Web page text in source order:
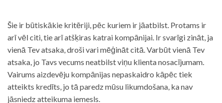
Šie ir būtiskākie kritēriji, pēc kuriem ir jāatbilst. Protams ir
arī vēl citi, tie arī atšķiras katrai kompānijai. Ir svarīgi zināt, ja
vienā Tev atsaka, droši vari mēģināt citā. Varbūt vienā Tev
atsaka, jo Tavs vecums neatbilst viņu klienta nosacījumam.
Vairums aizdevēju kompānijas nepaskaidro kāpēc tiek
atteikts kredīts, jo tā paredz mūsu likumdošana, ka nav
jāsniedz atteikuma iemesls.